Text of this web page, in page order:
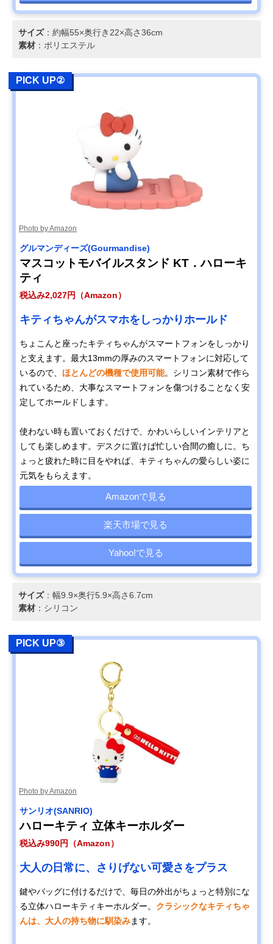
サイズ：約幅55×奥行き22×高さ36cm
素材 ：ポリエステル
PICK UP②
Photo by Amazon
グルマンディーズ(Gourmandise)
マスコットモバイルスタンド KT．ハローキ
ティ
税込み2,027円（Amazon）
キティちゃんがスマホをしっかりホールド
ちょこんと座ったキティちゃんがスマートフォンをしっかり
と支えます。最大13mmの厚みのスマートフォンに対応して
いるので、 ほとんどの機種で使用可能。シリコン素材で作ら
れているため、大事なスマートフォンを傷つけることなく安
定してホールドします。
使わない時も置いておくだけで、かわいらしいインテリアと
しても楽しめます。デスクに置けば忙しい合間の癒しに。ち
ょっと疲れた時に目をやれば、キティちゃんの愛らしい姿に
元気をもらえます。
Amazonで見る
楽天市場で見る
Yahoo!で見る
サイズ：幅9.9×奥行5.9×高さ6.7cm
素材 ：シリコン
PICK UP③
Photo by Amazon
サンリオ(SANRIO)
ハローキティ 立体キーホルダー
税込み990円（Amazon）
大人の日常に、さりげない可愛さをプラス
鍵やバッグに付けるだけで、毎日の外出がちょっと特別にな
る立体ハローキティキーホルダー。 クラシックなキティちゃ
んは、大人の持ち物に馴染みます。